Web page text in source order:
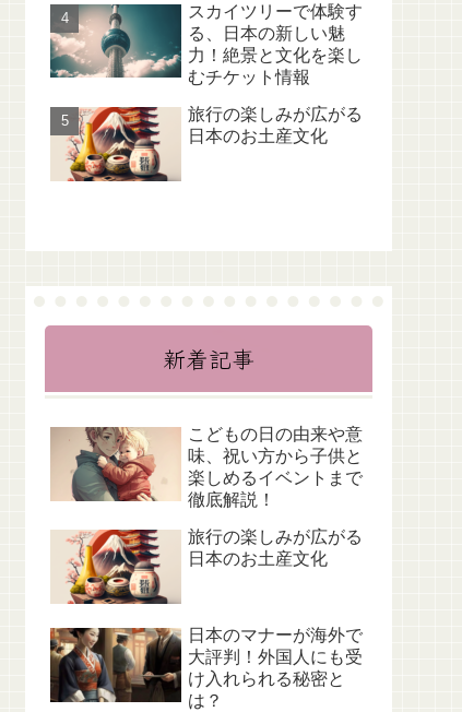
スカイツリーで体験す
る、日本の新しい魅
力！絶景と文化を楽し
むチケット情報
旅行の楽しみが広がる
日本のお土産文化
新着記事
こどもの日の由来や意
味、祝い方から子供と
楽しめるイベントまで
徹底解説！
旅行の楽しみが広がる
日本のお土産文化
日本のマナーが海外で
大評判！外国人にも受
け入れられる秘密と
は？